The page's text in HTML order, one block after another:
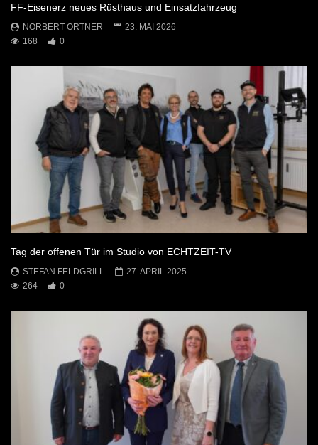
FF-Eisenerz neues Rüsthaus und Einsatzfahrzeug
NORBERT ORTNER
23. MAI 2026
168
0
Tag der offenen Tür im Studio von ECHTZEIT-TV
STEFAN FELDGRILL
27. APRIL 2025
264
0